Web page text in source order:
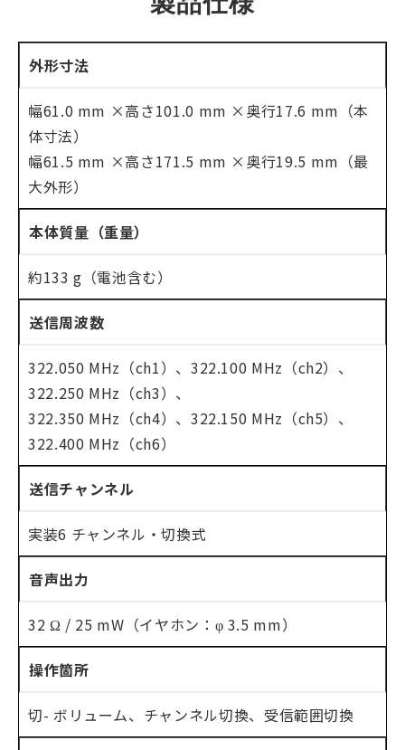
外形寸法
幅61.0 mm ×高さ101.0 mm ×奥行17.6 mm（本
体寸法）
幅61.5 mm ×高さ171.5 mm ×奥行19.5 mm（最
大外形）
本体質量（重量）
約133 g（電池含む）
送信周波数
322.050 MHz（ch1）、322.100 MHz（ch2）、
322.250 MHz（ch3）、
322.350 MHz（ch4）、322.150 MHz（ch5）、
322.400 MHz（ch6）
送信チャンネル
実装6 チャンネル・切換式
音声出力
32 Ω / 25 mW（イヤホン：φ 3.5 mm）
操作箇所
切- ボリューム、チャンネル切換、受信範囲切換